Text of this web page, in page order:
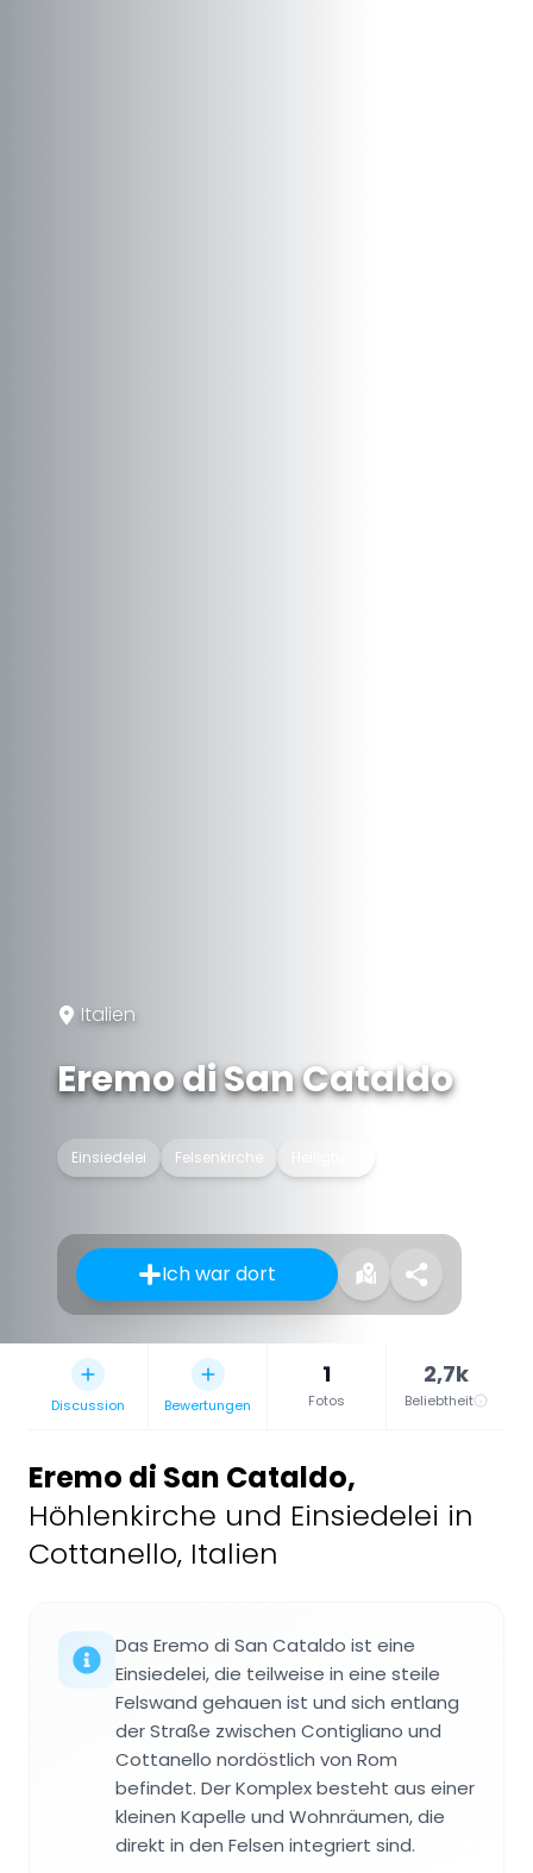
Italien
Eremo di San Cataldo
Einsiedelei Felsenkirche
Ich war dort
Discussion Bewertungen
1
Fotos
2,7k
Beliebtheit
Eremo di San Cataldo,
Höhlenkirche und Einsiedelei in
Cottanello, Italien
Das Eremo di San Cataldo ist eine
Einsiedelei, die teilweise in eine steile
Felswand gehauen ist und sich entlang
der Straße zwischen Contigliano und
Cottanello nordöstlich von Rom
befindet. Der Komplex besteht aus einer
kleinen Kapelle und Wohnräumen, die
direkt in den Felsen integriert sind.